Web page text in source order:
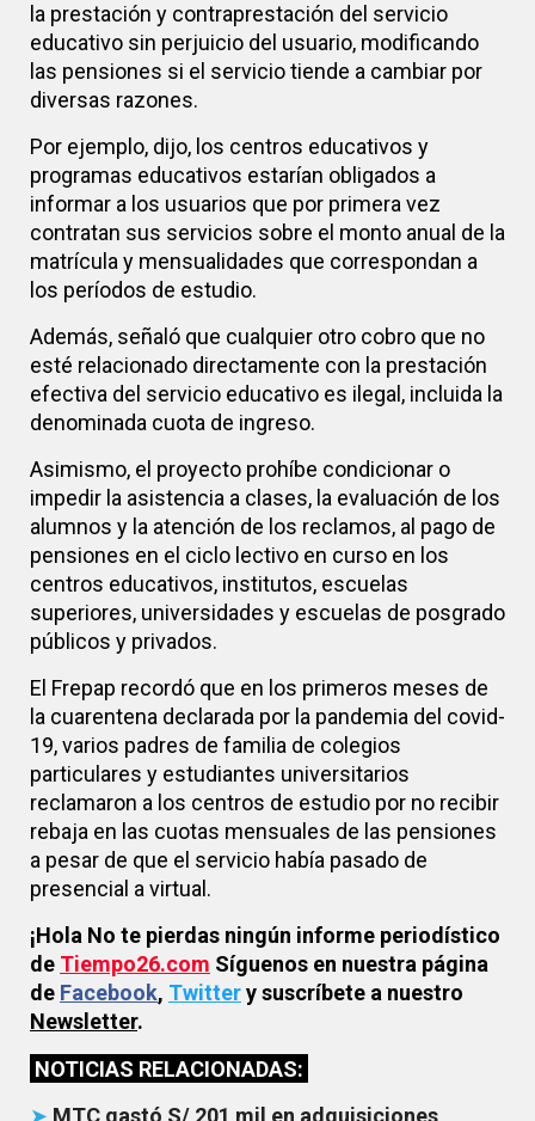
la prestación y contraprestación del servicio
educativo sin perjuicio del usuario, modificando
las pensiones si el servicio tiende a cambiar por
diversas razones.
Por ejemplo, dijo, los centros educativos y
programas educativos estarían obligados a
informar a los usuarios que por primera vez
contratan sus servicios sobre el monto anual de la
matrícula y mensualidades que correspondan a
los períodos de estudio.
Además, señaló que cualquier otro cobro que no
esté relacionado directamente con la prestación
efectiva del servicio educativo es ilegal, incluida la
denominada cuota de ingreso.
Asimismo, el proyecto prohíbe condicionar o
impedir la asistencia a clases, la evaluación de los
alumnos y la atención de los reclamos, al pago de
pensiones en el ciclo lectivo en curso en los
centros educativos, institutos, escuelas
superiores, universidades y escuelas de posgrado
públicos y privados.
El Frepap recordó que en los primeros meses de
la cuarentena declarada por la pandemia del covid-
19, varios padres de familia de colegios
particulares y estudiantes universitarios
reclamaron a los centros de estudio por no recibir
rebaja en las cuotas mensuales de las pensiones
a pesar de que el servicio había pasado de
presencial a virtual.
¡Hola No te pierdas ningún informe periodístico
de Tiempo26.com Síguenos en nuestra página
de Facebook, Twittery suscríbete a nuestro
Newsletter.
NOTICIAS RELACIONADAS:
➤ MTC gastó S/ 201 mil en adquisiciones